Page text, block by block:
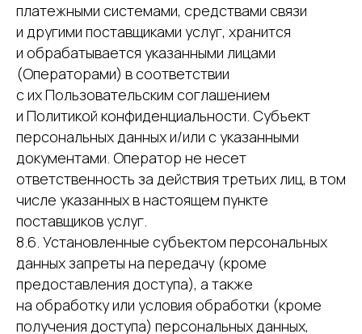
платежными системами, средствами связи
и другими поставщиками услуг, хранится
и обрабатывается указанными лицами
(Операторами) в соответствии
с их Пользовательским соглашением
и Политикой конфиденциальности. Субъект
персональных данных и/или с указанными
документами. Оператор не несет
ответственность за действия третьих лиц, в том
числе указанных в настоящем пункте
поставщиков услуг.
8.6. Установленные субъектом персональных
данных запреты на передачу (кроме
предоставления доступа), а также
на обработку или условия обработки (кроме
получения доступа) персональных данных,